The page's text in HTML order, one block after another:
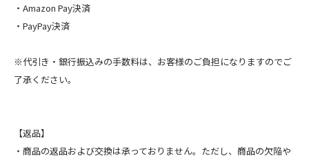
・Amazon Pay決済
・PayPay決済
※代引き・銀行振込みの手数料は、お客様のご負担になりますのでご
了承ください。
【返品】
・商品の返品および交換は承っておりません。ただし、商品の欠陥や